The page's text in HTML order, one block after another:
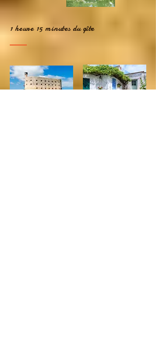
1 heure 15 minutes du gîte